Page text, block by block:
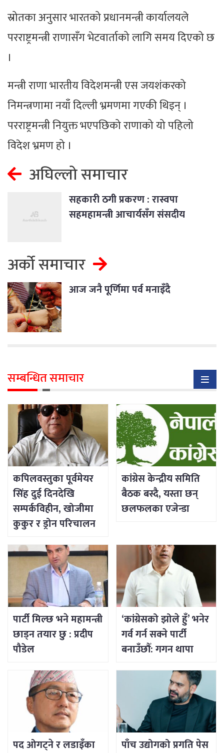
स्रोतका अनुसार भारतको प्रधानमन्त्री कार्यालयले
परराष्ट्रमन्त्री राणासँग भेटवार्ताको लागि समय दिएको छ
।
मन्त्री राणा भारतीय विदेशमन्त्री एस जयशंकरको
निमन्त्रणामा नयाँ दिल्ली भ्रमणमा गएकी थिइन् ।
परराष्ट्रमन्त्री नियुक्त भएपछिको राणाको यो पहिलो
विदेश भ्रमण हो ।
अघिल्लो समाचार
सहकारी ठगी प्रकरण : रास्वपा
सहमहामन्त्री आचार्यसँग संसदीय
अर्को समाचार
आज जनै पूर्णिमा पर्व मनाइँदै
सम्बन्धित समाचार
कपिलवस्तुका पूर्वमेयर
सिंह दुई दिनदेखि
सम्पर्कविहीन, खोजीमा
कुकुर र ड्रोन परिचालन
कांग्रेस केन्द्रीय समिति
बैठक बस्दै, यस्ता छन्
छलफलका एजेन्डा
पार्टी मिल्छ भने महामन्त्री
छाड्न तयार छु : प्रदीप
पौडेल
‘कांग्रेसको झोले हुँ’ भनेर
गर्व गर्न सक्ने पार्टी
बनाउँछौँ: गगन थापा
पद ओगट्ने र लडाइँका
पाँच उद्योगको प्रगति पेस